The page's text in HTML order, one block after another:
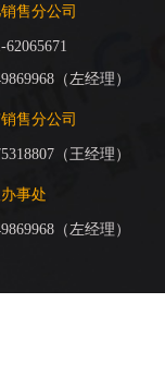
售分公司
62065671
（左经理）
售分公司
（王经理）
事处
（左经理）